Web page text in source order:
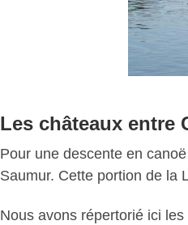
Les châteaux entre
Pour une descente en
Saumur. Cette portion de la
Nous avons répertorié ici